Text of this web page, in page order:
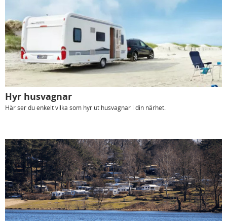
Hyr husvagnar
Här ser du enkelt vilka som hyr ut husvagnar i din närhet.